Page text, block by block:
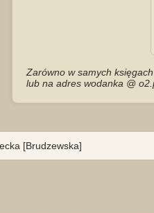
Zarówno w samych
lub na adres wodanka @
[Brudzewska]